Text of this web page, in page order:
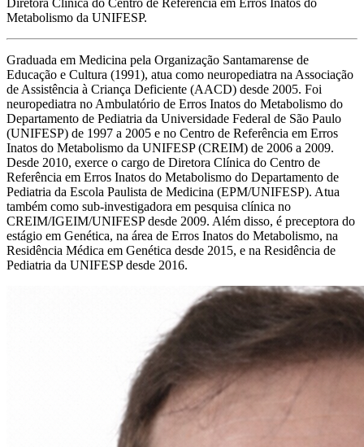
Diretora Clínica do Centro de Referência em Erros Inatos do
Metabolismo da UNIFESP.
Graduada em Medicina pela Organização Santamarense de
Educação e Cultura (1991), atua como neuropediatra na Associação
de Assistência à Criança Deficiente (AACD) desde 2005. Foi
neuropediatra no Ambulatório de Erros Inatos do Metabolismo do
Departamento de Pediatria da Universidade Federal de São Paulo
(UNIFESP) de 1997 a 2005 e no Centro de Referência em Erros
Inatos do Metabolismo da UNIFESP (CREIM) de 2006 a 2009.
Desde 2010, exerce o cargo de Diretora Clínica do Centro de
Referência em Erros Inatos do Metabolismo do Departamento de
Pediatria da Escola Paulista de Medicina (EPM/UNIFESP). Atua
também como sub-investigadora em pesquisa clínica no
CREIM/IGEIM/UNIFESP desde 2009. Além disso, é preceptora do
estágio em Genética, na área de Erros Inatos do Metabolismo, na
Residência Médica em Genética desde 2015, e na Residência de
Pediatria da UNIFESP desde 2016.